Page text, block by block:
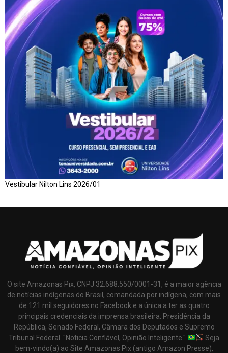
Vestibular Nilton Lins 2026/01
O site Amazonas Pix, CNPJ 32.688.550/0001-31, é a maior agência
de notícias indígenas do Brasil, comandada por indígena, com mais
de 121 mil seguidores no Facebook e a única a ter as quatro
principais credenciais da imprensa brasileira: Presidência da
República, Senado Federal, Câmara dos Deputados e Supremo
Tribunal Federal. "Noticia Confiável, Opinião Inteligente."
Seja
bem-vindo(a) ao Site Amazonas Pix (antigo Amazon Presse),